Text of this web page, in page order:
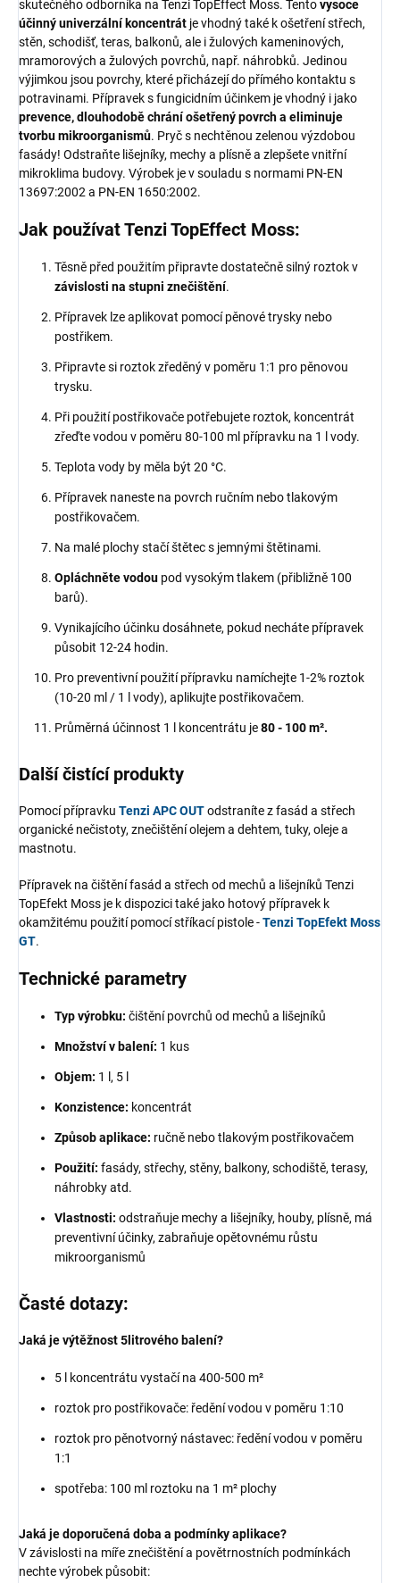
skutečného odborníka na Tenzi TopEffect Moss. Tentovysoce
účinný univerzální koncentrát je vhodný také k ošetření střech,
stěn, schodišť, teras, balkonů, ale i žulových kameninových,
mramorových a žulových povrchů, např. náhrobků. Jedinou
výjimkou jsou povrchy, které přicházejí do přímého kontaktu s
potravinami. Přípravek s fungicidním účinkem je vhodný i jako
prevence, dlouhodobě chrání ošetřený povrch a eliminuje
tvorbu mikroorganismů. Pryč s nechtěnou zelenou výzdobou
fasády! Odstraňte lišejníky, mechy a plísně a zlepšete vnitřní
mikroklima budovy. Výrobek je v souladu s normami PN-EN
13697:2002 a PN-EN 1650:2002.
Jak používat Tenzi TopEffect Moss:
Těsně před použitím připravte dostatečně silný roztok v
závislosti na stupni znečištění.
Přípravek lze aplikovat pomocí pěnové trysky nebo
postřikem.
Připravte si roztok zředěný v poměru 1:1 pro pěnovou
trysku.
Při použití postřikovače potřebujete roztok, koncentrát
zřeďte vodou v poměru 80-100 ml přípravku na 1 l vody.
Teplota vody by měla být 20 °C.
Přípravek naneste na povrch ručním nebo tlakovým
postřikovačem.
Na malé plochy stačí štětec s jemnými štětinami.
Opláchněte vodou pod vysokým tlakem (přibližně 100
barů).
Vynikajícího účinku dosáhnete, pokud necháte přípravek
působit 12-24 hodin.
Pro preventivní použití přípravku namíchejte 1-2% roztok
(10-20 ml / 1 l vody), aplikujte postřikovačem.
Průměrná účinnost 1 l koncentrátu je80 - 100 m².
Další čistící produkty
Pomocí přípravku Tenzi APC OUTodstraníte z fasád a střech
organické nečistoty, znečištění olejem a dehtem, tuky, oleje a
mastnotu.
Přípravek na čištění fasád a střech od mechů a lišejníků Tenzi
TopEfekt Moss je k dispozici také jako hotový přípravek k
okamžitému použití pomocí stříkací pistole -Tenzi TopEfekt Moss
GT.
Technické parametry
Typ výrobku: čištění povrchů od mechů a lišejníků
Množství v balení: 1 kus
Objem: 1 l, 5 l
Konzistence: koncentrát
Způsob aplikace: ručně nebo tlakovým postřikovačem
Použití: fasády, střechy, stěny, balkony, schodiště, terasy,
náhrobky atd.
Vlastnosti: odstraňuje mechy a lišejníky, houby, plísně, má
preventivní účinky, zabraňuje opětovnému růstu
mikroorganismů
Časté dotazy:
Jaká je výtěžnost 5litrového balení?
5 l koncentrátu vystačí na 400-500 m²
roztok pro postřikovače: ředění vodou v poměru 1:10
roztok pro pěnotvorný nástavec: ředění vodou v poměru
1:1
spotřeba: 100 ml roztoku na 1 m² plochy
Jaká je doporučená doba a podmínky aplikace?
V závislosti na míře znečištění a povětrnostních podmínkách
nechte výrobek působit: